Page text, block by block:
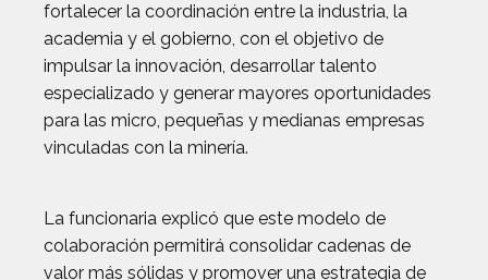
fortalecer la coordinación entre la industria, la
academia y el gobierno, con el objetivo de
impulsar la innovación, desarrollar talento
especializado y generar mayores oportunidades
para las micro, pequeñas y medianas empresas
vinculadas con la minería.
La funcionaria explicó que este modelo de
colaboración permitirá consolidar cadenas de
valor más sólidas y promover una estrategia de